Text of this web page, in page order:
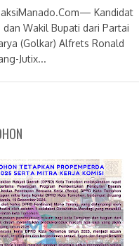
Kandidat
dan Wakil Bupati dari Partai
(Golkar) Alfrets Ronald
Jutix...